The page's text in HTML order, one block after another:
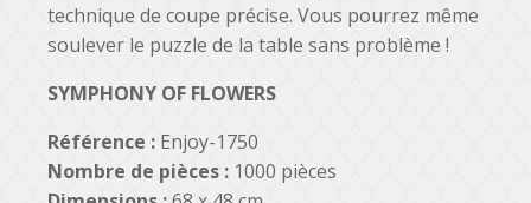
technique de coupe précise. Vous pourrez même
soulever le puzzle de la table sans problème !
SYMPHONY OF FLOWERS
Référence : Enjoy-1750
Nombre de pièces : 1000 pièces